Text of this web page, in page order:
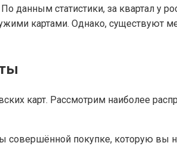
данным статистики, за квартал у
картами. Однако, существуют
карт. Рассмотрим наиболее
совершённой покупке, которую вы